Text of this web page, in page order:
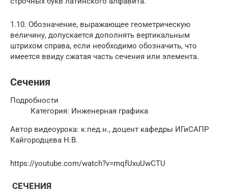
1.10. Обозначение, выражающее геометрическую
величину, допускается дополнять вертикальным
штрихом справа, если необходимо обозначить, что
имеется ввиду сжатая часть сечения или элемента.
Сечения
Подробности
Категория: Инженерная графика
Автор видеоурока: к.пед.н., доцент кафедры ИГиСАПР
Кайгородцева Н.В.
https://youtube.com/watch?v=mqfUxuUwCTU
СЕЧЕНИЯ